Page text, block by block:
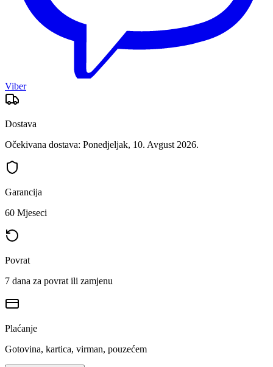
Viber
Dostava
Očekivana dostava: Ponedjeljak, 10. Avgust 2026.
Garancija
60 Mjeseci
Povrat
7 dana za povrat ili zamjenu
Plaćanje
Gotovina, kartica, virman, pouzećem